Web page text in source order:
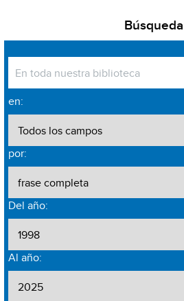
Búsqueda
en:
por:
Del año:
Al año: